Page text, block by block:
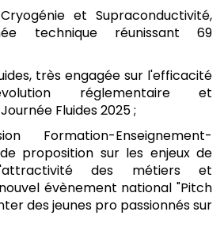
et Supraconductivité,
technique réunissant 69
très engagée sur l'efficacité
réglementaire et
Fluides 2025 ;
Formation-Enseignement-
proposition sur les enjeux de
des métiers et
évènement national "Pitch
des jeunes pro passionnés sur